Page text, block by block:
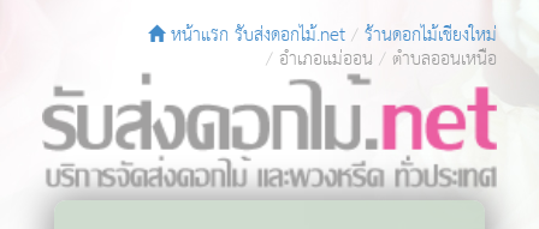
หน้าแรก รับส่งดอกไม้.net ร้านดอกไม้เชียงใหม่
อำเภอแม่ออน ตำบลออนเหนือ